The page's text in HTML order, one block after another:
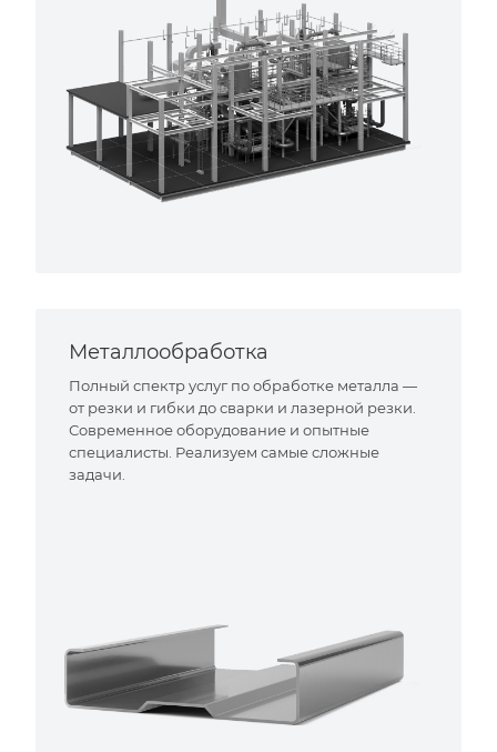
Металлообработка
Полный спектр услуг по обработке металла —
от резки и гибки до сварки и лазерной резки.
Современное оборудование и опытные
специалисты. Реализуем самые сложные
задачи.